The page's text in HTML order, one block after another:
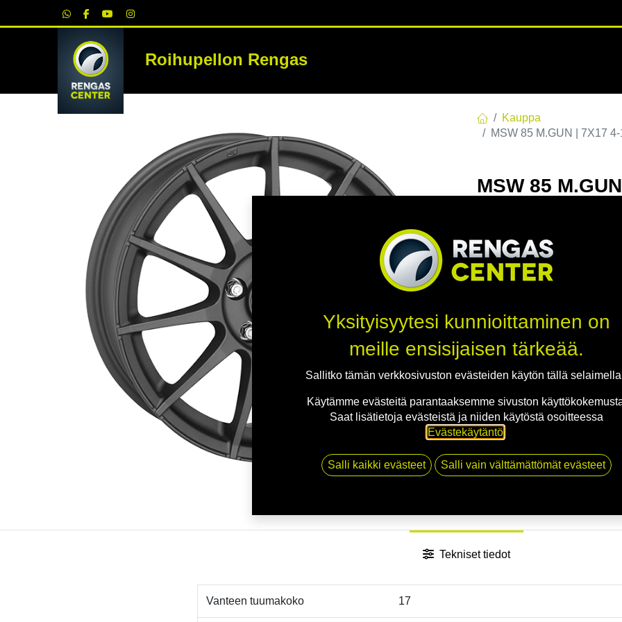
Roihupellon RengasRENKAAT
Kauppa
MSW 85 M.GUN | 7X17
MSW 85
EAN: 8027529092820
Tällä tuotteella ei ole
Jaa
Tekniset tiedot
Vanteen tuumakoko 17
Yksityisyytesi kunnioittaminen on
meille ensisijaisen tärkeää.
Sallitko tämän verkkosivuston evästeiden käytön tällä
Käytämme evästeitä parantaaksemme sivuston
Saat lisätietoja evästeistä ja niiden käytöstä osoitteessa
Evästekäytäntö.
Salli kaikki evästeet Salli vain välttämättömät evästeet